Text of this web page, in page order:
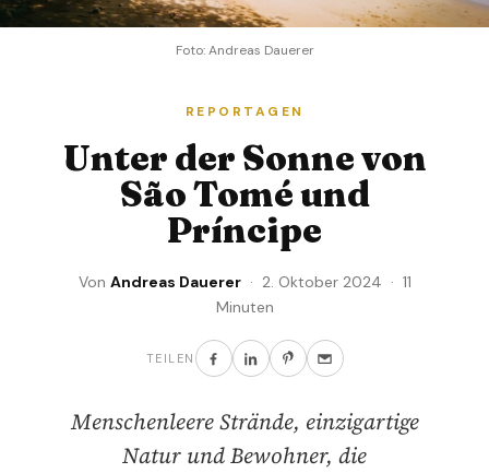
Foto: Andreas Dauerer
REPORTAGEN
Unter der Sonne von
São Tomé und
Príncipe
Von Andreas Dauerer· 2. Oktober 2024 · 11
Minuten
TEILEN
Menschenleere Strände, einzigartige
Natur und Bewohner, die